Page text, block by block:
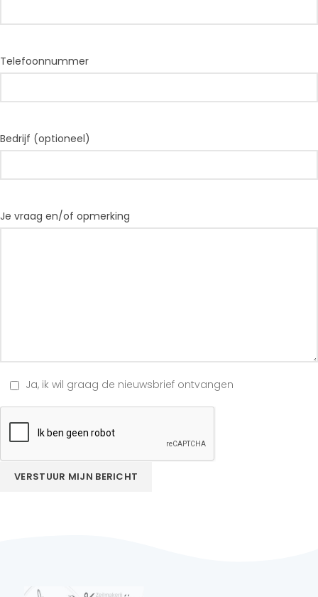
Telefoonnummer
Bedrijf (optioneel)
Je vraag en/of opmerking
Ja, ik wil graag de nieuwsbrief ontvangen